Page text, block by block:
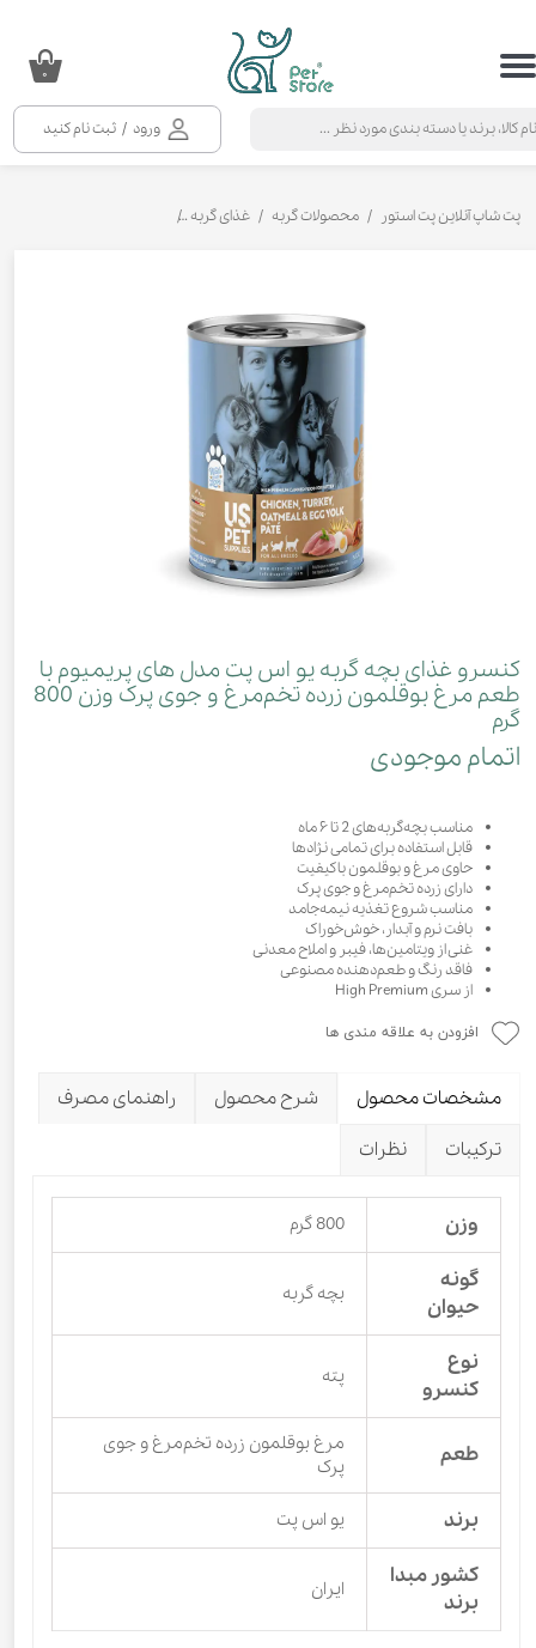
ورود / ثبت نام کنید
حساب کاربری من
خروج از حساب کاربری
۰
پت شاپ آنلاین پت استور محصولات گربه غذای گربه
کنسرو غذای بچه گربه یو اس پت مدل های پریمیوم با
طعم مرغ بوقلمون زرده تخم‌مرغ و جوی پرک وزن 800
گرم
اتمام موجودی
مناسب بچه‌گربه‌های 2 تا ۶ ماه
قابل استفاده برای تمامی نژادها
حاوی مرغ و بوقلمون باکیفیت
دارای زرده تخم‌مرغ و جوی پرک
مناسب شروع تغذیه نیمه‌جامد
بافت نرم و آبدار، خوش‌خوراک
غنی از ویتامین‌ها، فیبر و املاح معدنی
فاقد رنگ و طعم‌دهنده مصنوعی
از سری High Premium
افزودن به علاقه مندی ها
مشخصات محصول شرح محصول
راهنمای مصرف
ترکیبات
نظرات
وزن 800 گرم
گونه
حیوان
بچه گربه
نوع
کنسرو
پته
طعم
مرغ بوقلمون زرده تخم‌مرغ و جوی
پرک
برند یو اس پت
کشور مبدا
برند
ایران